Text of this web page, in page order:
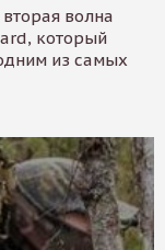
волна
который
из самых